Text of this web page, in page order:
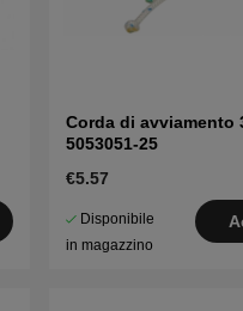
Corda di avviamento
5053051-25
€5.57
Disponibile
in magazzino